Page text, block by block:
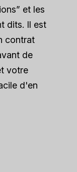
et les
dits. Il est
contrat
de
votre
d'en